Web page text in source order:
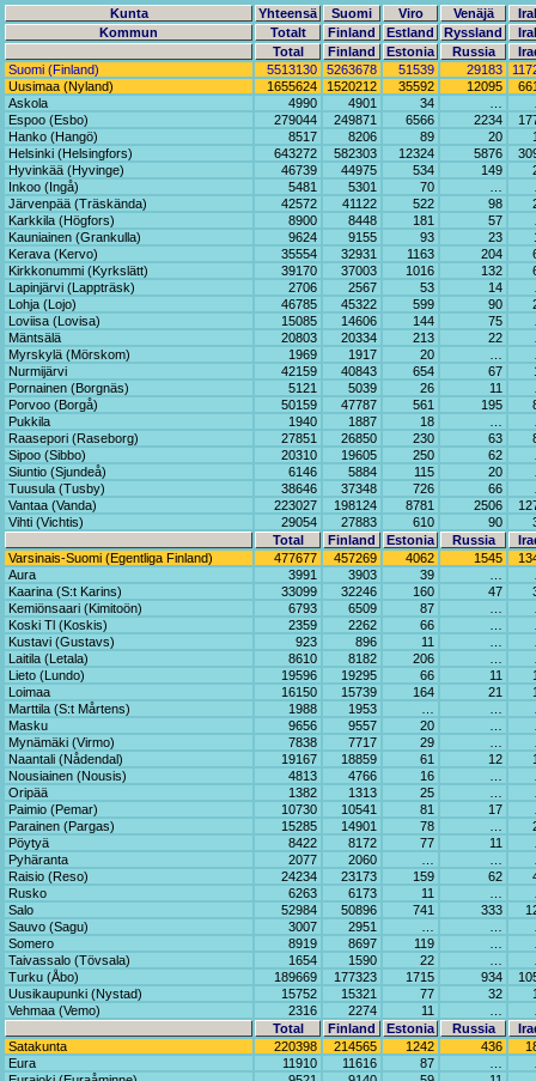
Kunta Yhteensä Suomi Viro Venäjä
Kommun
Totalt Finland Estland Ryssland
Total
Finland Estonia Russia
Suomi (Finland)
5513130 5263678 51539 29183
Uusimaa (Nyland)
1655624 1520212 35592 12095
Askola
4990 4901 34
Espoo (Esbo)
279044 249871 6566 2234
Hanko (Hangö)
8517 8206 89 20
Helsinki (Helsingfors)
643272 582303 12324 5876
Hyvinkää (Hyvinge)
46739 44975 534 149
Inkoo (Ingå)
5481 5301 70
Järvenpää (Träskända)
42572 41122 522 98
Karkkila (Högfors)
8900 8448 181 57
Kauniainen (Grankulla)
9624 9155 93 23
Kerava (Kervo)
35554 32931 1163 204
Kirkkonummi (Kyrkslätt)
39170 37003 1016 132
Lapinjärvi (Lappträsk)
2706 2567 53 14
Lohja (Lojo)
46785 45322 599 90
Loviisa (Lovisa)
15085 14606 144 75
Mäntsälä
20803 20334 213 22
Myrskylä (Mörskom)
1969 1917 20
Nurmijärvi
42159 40843 654 67
Pornainen (Borgnäs)
5121 5039 26 11
Porvoo (Borgå)
50159 47787 561 195
Pukkila
1940 1887 18
Raasepori (Raseborg)
27851 26850 230 63
Sipoo (Sibbo)
20310 19605 250 62
Siuntio (Sjundeå)
6146 5884 115 20
Tuusula (Tusby)
38646 37348 726 66
Vantaa (Vanda)
223027 198124 8781 2506
Vihti (Vichtis)
29054 27883 610 90
Total
Finland Estonia Russia
Varsinais-Suomi (Egentliga Finland)
477677 457269 4062 1545
Aura
3991 3903 39
Kaarina (S:t Karins)
33099 32246 160 47
Kemiönsaari (Kimitoön)
6793 6509 87
Koski Tl (Koskis)
2359 2262 66
Kustavi (Gustavs)
923 896 11
Laitila (Letala)
8610 8182 206
Lieto (Lundo)
19596 19295 66 11
Loimaa
16150 15739 164 21
Marttila (S:t Mårtens)
1988 1953
Masku
9656 9557 20
Mynämäki (Virmo)
7838 7717 29
Naantali (Nådendal)
19167 18859 61 12
Nousiainen (Nousis)
4813 4766 16
Oripää
1382 1313 25
Paimio (Pemar)
10730 10541 81 17
Parainen (Pargas)
15285 14901 78
Pöytyä
8422 8172 77 11
Pyhäranta
2077 2060
Raisio (Reso)
24234 23173 159 62
Rusko
6263 6173 11
Salo
52984 50896 741 333
Sauvo (Sagu)
3007 2951
Somero
8919 8697 119
Taivassalo (Tövsala)
1654 1590 22
Turku (Åbo)
189669 177323 1715 934
Uusikaupunki (Nystad)
15752 15321 77 32
Vehmaa (Vemo)
2316 2274 11
Total
Finland Estonia Russia
Satakunta
220398 214565 1242 436
Eura
11910 11616 87